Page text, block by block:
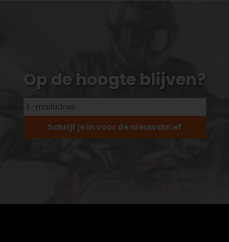
Op de hoogte blijven?
Schrijf je in voor de nieuwsbrief